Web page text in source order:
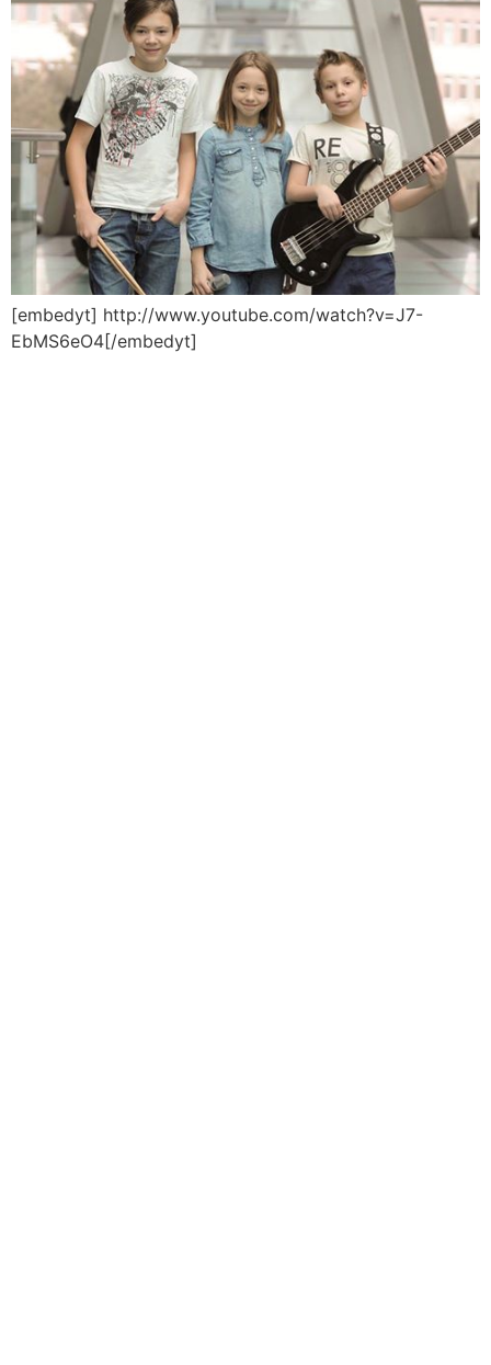
[embedyt] http://www.youtube.com/watch?v=J7-
EbMS6eO4[/embedyt]